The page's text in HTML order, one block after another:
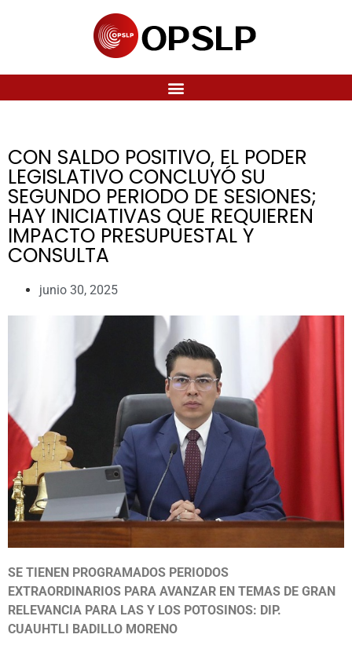
CON SALDO POSITIVO, EL PODER
LEGISLATIVO CONCLUYÓ SU
SEGUNDO PERIODO DE SESIONES;
HAY INICIATIVAS QUE REQUIEREN
IMPACTO PRESUPUESTAL Y
CONSULTA
junio 30, 2025
SE TIENEN PROGRAMADOS PERIODOS
EXTRAORDINARIOS PARA AVANZAR EN TEMAS DE GRAN
RELEVANCIA PARA LAS Y LOS POTOSINOS: DIP.
CUAUHTLI BADILLO MORENO